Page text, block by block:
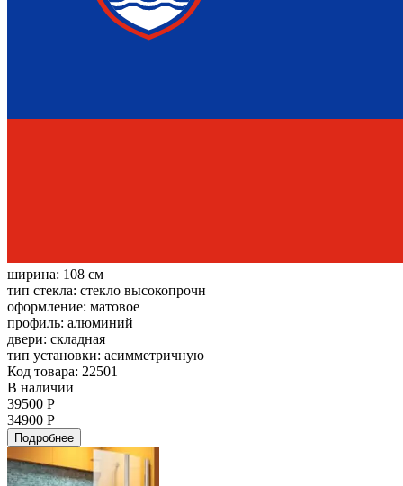
ширина: 108 см
тип стекла: стекло высокопрочн
оформление: матовое
профиль: алюминий
двери: складная
тип установки: асимметричную
Код товара: 22501
В наличии
39500 Р
34900 Р
Подробнее